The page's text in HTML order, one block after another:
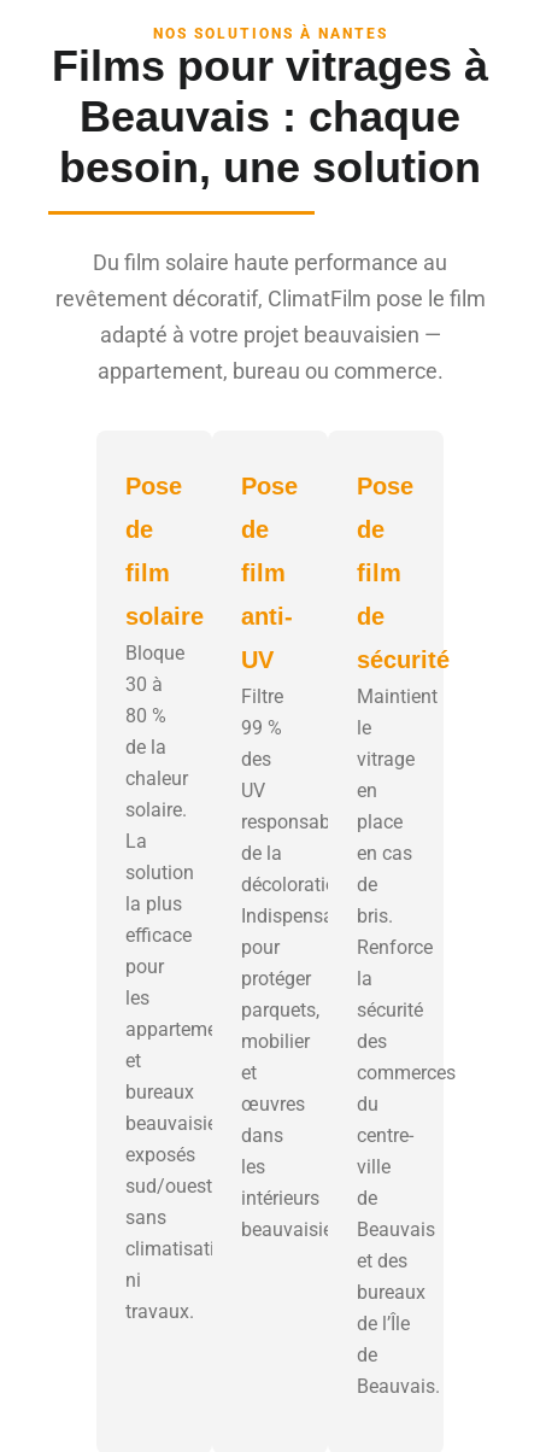
NOS SOLUTIONS À NANTES
Films pour vitrages à
Beauvais : chaque
besoin, une solution
Du film solaire haute performance au
revêtement décoratif, ClimatFilm pose le film
adapté à votre projet beauvaisien —
appartement, bureau ou commerce.
Pose
de
film
solaire
Bloque
30 à
80 %
de la
chaleur
solaire.
La
solution
la plus
efficace
pour
les
appartements
et
bureaux
beauvaisien
exposés
sud/ouest,
sans
climatisation
ni
travaux.
Pose
de
film
anti-
UV
Filtre
99 %
des
UV
responsables
de la
décoloration.
Indispensable
pour
protéger
parquets,
mobilier
et
œuvres
dans
les
intérieurs
beauvaisien.
Pose
de
film
de
sécurité
Maintient
le
vitrage
en
place
en cas
de
bris.
Renforce
la
sécurité
des
commerces
du
centre-
ville
de
Beauvais
et des
bureaux
de l’Île
de
Beauvais.